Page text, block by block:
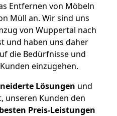
Entfernen von Möbeln
Müll an. Wir sind uns
von Wuppertal nach
und haben uns daher
die Bedürfnisse und
einzugehen.
Lösungen und
unseren Kunden den
besten Preis-Leistungen